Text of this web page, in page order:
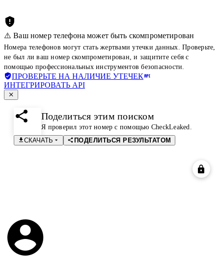
⚠️ Ваш номер телефона может быть скомпрометирован
Номера телефонов могут стать жертвами утечки данных. Проверьте,
не был ли ваш номер скомпрометирован, и защитите себя с
помощью профессиональных инструментов безопасности.
ПРОВЕРЬТЕ НА НАЛИЧИЕ УТЕЧЕК
ИНТЕГРИРОВАТЬ API
Поделиться этим поиском
Я проверил этот номер с помощью CheckLeaked.
СКАЧАТЬ
ПОДЕЛИТЬСЯ РЕЗУЛЬТАТОМ